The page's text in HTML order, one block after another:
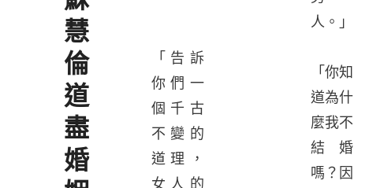
慧
倫
道
盡
婚
「告訴
你們一
個千古
不變的
道理，
女人的
人。」
「你知
道為什
麼我不
結婚
嗎？因